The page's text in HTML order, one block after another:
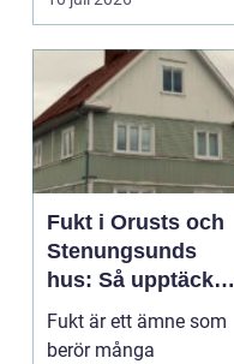
Fukt i Orusts och
Stenungsunds
hus: Så upptäcker
och åtgärdar du
problemet
Fukt är ett ämne som
berör många